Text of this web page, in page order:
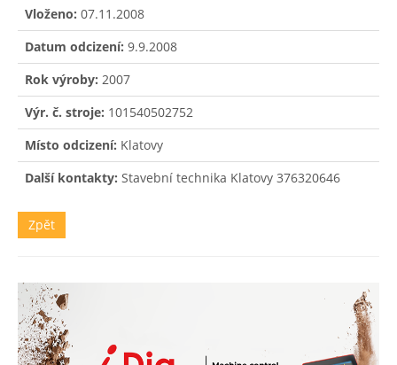
Vloženo: 07.11.2008
Datum odcizení: 9.9.2008
Rok výroby: 2007
Výr. č. stroje: 101540502752
Místo odcizení: Klatovy
Další kontakty: Stavební technika Klatovy 376320646
Zpět